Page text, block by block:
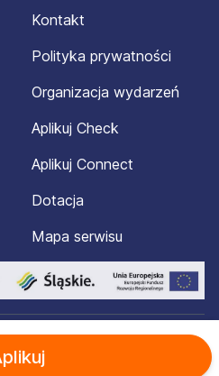
Kontakt
Polityka prywatności
Organizacja wydarzeń
Aplikuj Check
Aplikuj Connect
Dotacja
Mapa serwisu
prawa zastrzeżone.